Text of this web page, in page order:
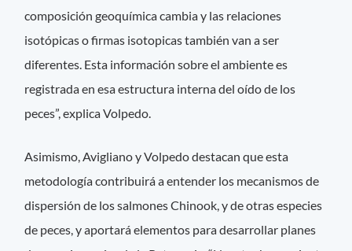
composición geoquímica cambia y las relaciones
isotópicas o firmas isotopicas también van a ser
diferentes. Esta información sobre el ambiente es
registrada en esa estructura interna del oído de los
peces”, explica Volpedo.
Asimismo, Avigliano y Volpedo destacan que esta
metodología contribuirá a entender los mecanismos de
dispersión de los salmones Chinook, y de otras especies
de peces, y aportará elementos para desarrollar planes